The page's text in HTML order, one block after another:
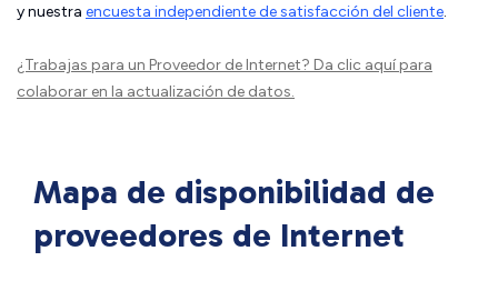
y nuestra encuesta independiente de satisfacción del cliente.
¿Trabajas para un Proveedor de Internet? Da clic aquípara
colaborar en la actualización de datos.
Mapa de disponibilidad de
proveedores de Internet